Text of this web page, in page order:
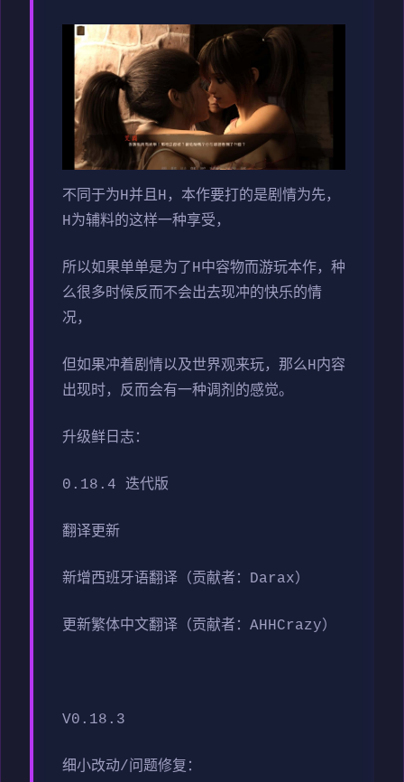
不同于为H并且H，本作要打的是剧情为先，
H为辅料的这样一种享受，
所以如果单单是为了H中容物而游玩本作，种
么很多时候反而不会出去现冲的快乐的情
况，
但如果冲着剧情以及世界观来玩，那么H内容
出现时，反而会有一种调剂的感觉。
升级鲜日志：
0.18.4 迭代版
翻译更新
新增西班牙语翻译（贡献者：Darax）
更新繁体中文翻译（贡献者：AHHCrazy）
V0.18.3
细小改动/问题修复：